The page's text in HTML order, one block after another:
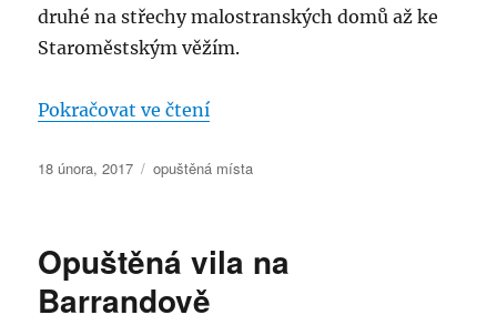
druhé na střechy malostranských domů až ke
Staroměstským věžím.
Pokračovat ve čtení„Opuštěné činžovní domy na
Publikováno:
18 února, 2017 Rubriky:
opuštěná místa
Opuštěná vila na
Barrandově